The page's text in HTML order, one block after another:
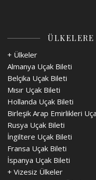
+ Ülkeler
Almanya Uçak Bileti
Belçika Uçak Bileti
Mısır Uçak Bileti
Hollanda Uçak Bileti
Birleşik Arap Emirlikleri
Rusya Uçak Bileti
İngiltere Uçak Bileti
Fransa Uçak Bileti
İspanya Uçak Bileti
+ Vizesiz Ülkeler